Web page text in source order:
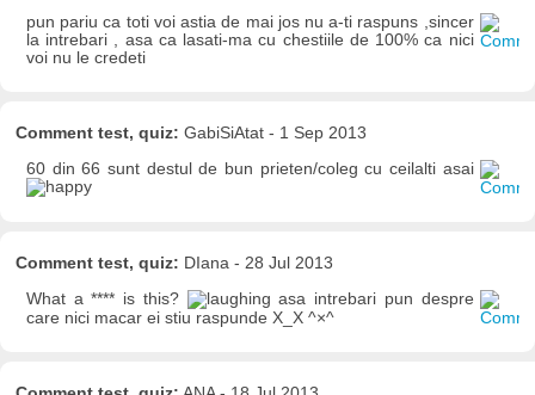
pun pariu ca toti voi astia de mai jos nu a-ti raspuns ,sincer
la intrebari , asa ca lasati-ma cu chestiile de 100% ca nici
voi nu le credeti
Comment test, quiz: GabiSiAtat - 1 Sep 2013
60 din 66 sunt destul de bun prieten/coleg cu ceilalti asai
Comment test, quiz: DIana - 28 Jul 2013
What a **** is this?
asa intrebari pun despre
care nici macar ei stiu raspunde X_X ^×^